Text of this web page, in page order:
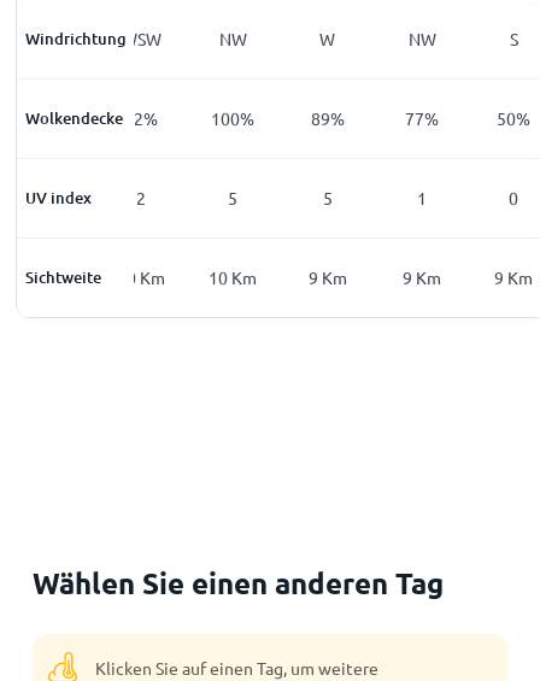
Windrichtung
W WSW NW W NW S
Wolkendecke
56% 72% 100% 89% 77% 50%
UV index
0 2 5 5 1 0
Sichtweite
2Km 10 Km 10 Km 9 Km 9 Km 9 Km
Wählen Sie einen anderen Tag
Klicken Sie auf einen Tag, um weitere